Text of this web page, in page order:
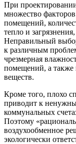
При
множество
помещений,
тепло и
Неправильный
к различным
чрезмерная
помещений, а
веществ.
Кроме того, плохо
приводит к
коммунальных
Поэтому
воздухообменное
экологически